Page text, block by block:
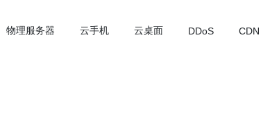
物理服务器 云手机 云桌面 DDoS CDN